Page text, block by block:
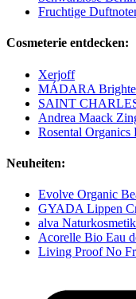
Fruchtige
Cosmeterie entdecken:
Xerjoff
MÁDARA
SAINT
Andrea Maack
Rosental Organics
Neuheiten:
Evolve Organic
GYADA Lippen
alva
Acorelle Bio Eau
Living Proof No